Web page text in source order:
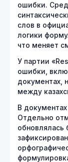
ошибки.
слов в
логики
что меняет
У партии
ошибки,
документах,
между
В
Отдельно
обновлялась